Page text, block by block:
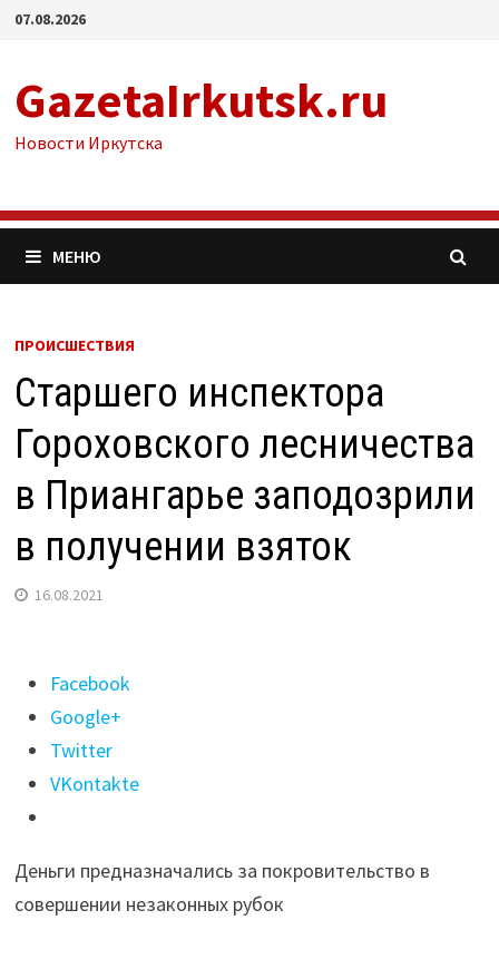
Перейти
07.08.2026
GazetaIrkutsk.ru
Новости Иркутска
МЕНЮ
ПРОИСШЕСТВИЯ
Старшего инспектора
Гороховского лесничества
в Приангарье заподозрили
в получении взяток
16.08.2021
Поделиться
"Старшего
инспектора
Гороховского
лесничества
Приангарье
заподозрили
Facebook
Google+
Twitter
VKontakte
Деньги предназначались за покровительство в
совершении незаконных рубок